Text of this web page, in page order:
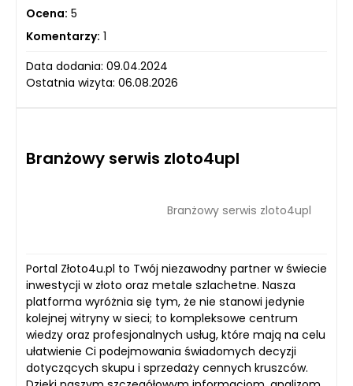
Ocena: 5
Komentarzy: 1
Data dodania: 09.04.2024
Ostatnia wizyta: 06.08.2026
Branżowy serwis zloto4upl
Branżowy serwis zloto4upl
Portal Złoto4u.pl to Twój niezawodny partner w świecie
inwestycji w złoto oraz metale szlachetne. Nasza
platforma wyróżnia się tym, że nie stanowi jedynie
kolejnej witryny w sieci; to kompleksowe centrum
wiedzy oraz profesjonalnych usług, które mają na celu
ułatwienie Ci podejmowania świadomych decyzji
dotyczących skupu i sprzedaży cennych kruszców.